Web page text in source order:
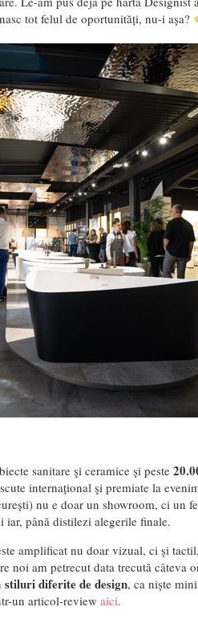
tot felul de oportunități, nu-i așa?
sanitare şi ceramice şi peste
internațional şi premiate la
) nu e doar un showroom, ci un
iar, până distilezi alegerile finale.
amplificat nu doar vizual, ci și
noi am petrecut data trecută câteva
stiluri diferite de design, ca niște
un articol-reviewaici.